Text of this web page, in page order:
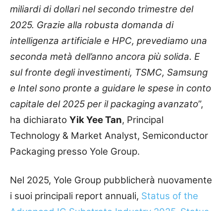
miliardi di dollari nel secondo trimestre del
2025. Grazie alla robusta domanda di
intelligenza artificiale e HPC, prevediamo una
seconda metà dell’anno ancora più solida. E
sul fronte degli investimenti, TSMC, Samsung
e Intel sono pronte a guidare le spese in conto
capitale del 2025 per il packaging avanzato”,
ha dichiarato Yik Yee Tan, Principal
Technology & Market Analyst, Semiconductor
Packaging presso Yole Group.
Nel 2025, Yole Group pubblicherà nuovamente
i suoi principali report annuali, Status of the